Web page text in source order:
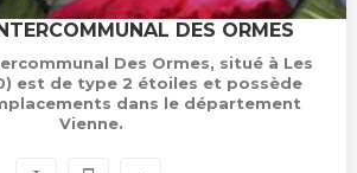
DES ORMES
Des Ormes, situé à Les
est de type 2 étoiles et possède
dans le département
Vienne.